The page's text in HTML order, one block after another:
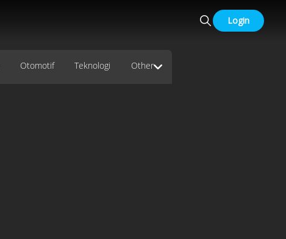
Login
Otomotif Teknologi Other